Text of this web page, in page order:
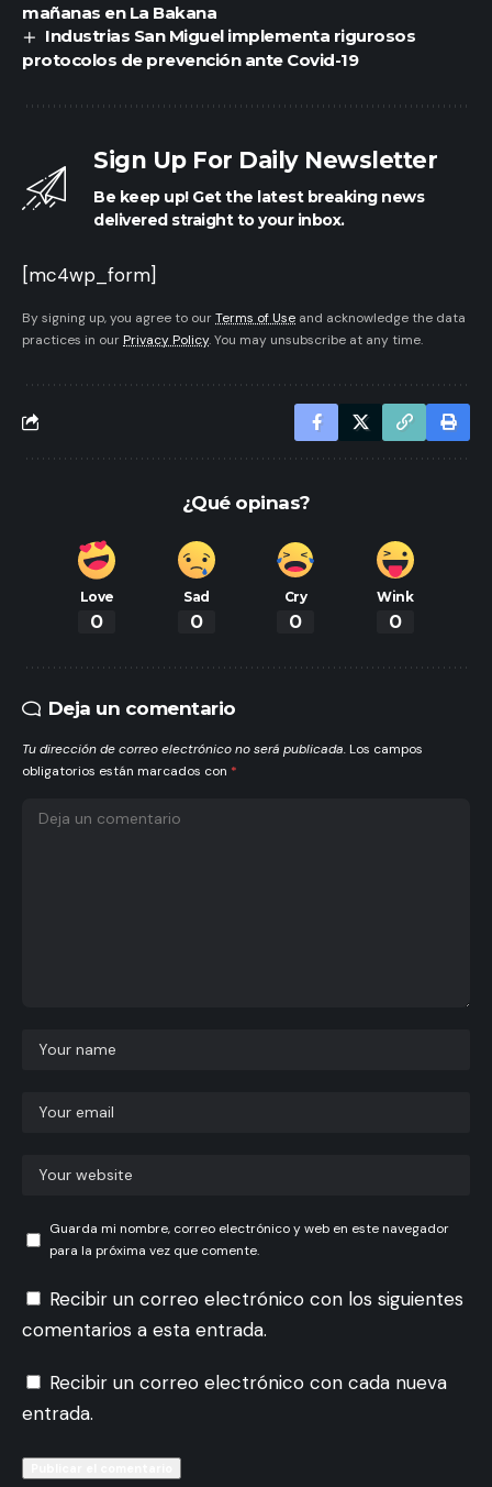
mañanas en La Bakana
Industrias San Miguel implementa rigurosos
protocolos de prevención ante Covid-19
Sign Up For Daily Newsletter
Be keep up! Get the latest breaking news
delivered straight to your inbox.
[mc4wp_form]
By signing up, you agree to ourTerms of Use and acknowledge the data
practices in our Privacy Policy. You may unsubscribe at any time.
¿Qué opinas?
Love
0
Sad
0
Cry
0
Wink
0
Deja un comentario
Tu dirección de correo electrónico no será publicada. Los campos
obligatorios están marcados con *
Guarda mi nombre, correo electrónico y web en este navegador
para la próxima vez que comente.
Recibir un correo electrónico con los siguientes
comentarios a esta entrada.
Recibir un correo electrónico con cada nueva
entrada.